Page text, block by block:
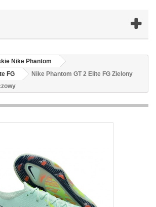
Nike Phantom
FG
Nike Phantom GT 2 Elite FG Zielony